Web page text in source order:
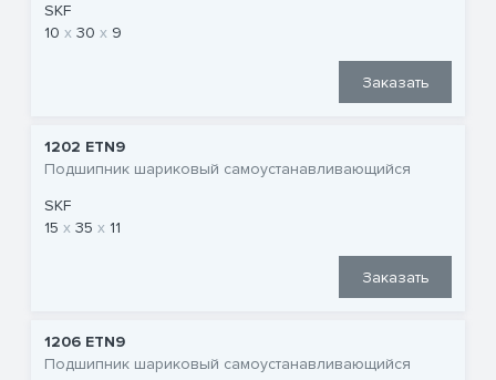
SKF
10
30 9
Заказать
1202 ETN9
Подшипник шариковый самоустанавливающийся
SKF
15
35 11
Заказать
1206 ETN9
Подшипник шариковый самоустанавливающийся